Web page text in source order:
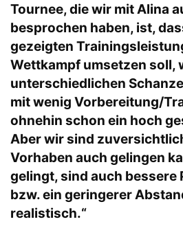
Tournee, die wir mit Alina
besprochen haben, ist,
gezeigten
Wettkampf umsetzen soll,
unterschiedlichen
mit wenig Vorbereitung/
ohnehin schon ein hoch
Aber wir sind
Vorhaben auch gelingen
gelingt, sind auch bessere
bzw. ein geringerer
realistisch.“